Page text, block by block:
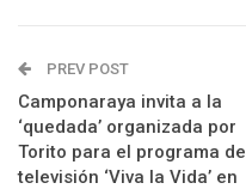
PREV POST
Camponaraya invita a la
‘quedada’ organizada por
Torito para el programa de
televisión ‘Viva la Vida’ en